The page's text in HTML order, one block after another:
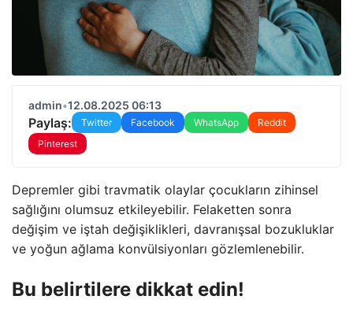
admin•12.08.2025 06:13
Paylaş: Twitter Facebook WhatsApp
Reddit
Pinterest
Depremler gibi travmatik olaylar çocukların zihinsel
sağlığını olumsuz etkileyebilir. Felaketten sonra
değişim ve iştah değişiklikleri, davranışsal bozukluklar
ve yoğun ağlama konvülsiyonları gözlemlenebilir.
Bu belirtilere dikkat edin!